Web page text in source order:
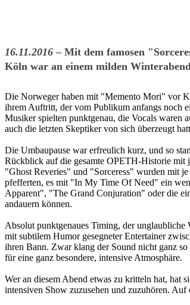
16.11.2016– Mit dem famosen
Köln war an einem milden
Die Norweger haben mit "Memento Mori" vor
ihrem Auftritt, der vom Publikum anfangs noch
Musiker spielten punktgenau, die Vocals
auch die letzten Skeptiker von sich überzeugt
Die Umbaupause war erfreulich kurz, und so
Rückblick auf die gesamte OPETH-Historie
"Ghost Reveries" und "Sorceress" wurden mit
pfefferten, es mit "In My Time Of Need" ein
Apparent", "The Grand Conjuration" oder die
andauern können.
Absolut punktgenaues Timing, der
mit subtilem Humor gesegneter Entertainer
ihren Bann. Zwar klang der Sound nicht ganz
für eine ganz besondere, intensive Atmosphäre.
Wer an diesem Abend etwas zu kritteln hat,
intensiven Show zuzusehen und zuzuhören. Auf